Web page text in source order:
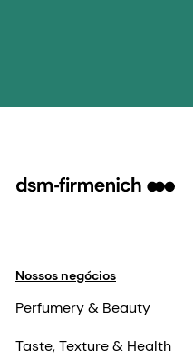
Nossos negócios
Perfumery & Beauty
Taste, Texture & Health